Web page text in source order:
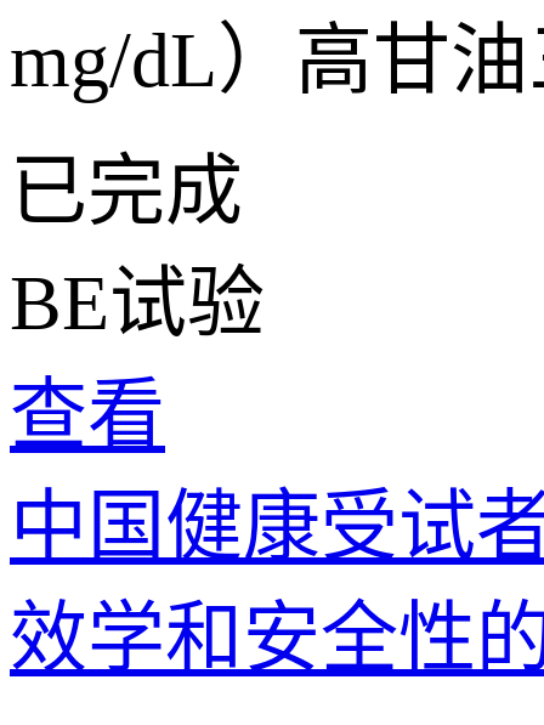
mg/dL）高甘
已完成
BE试验
查看
中国健康受试
效学和安全性